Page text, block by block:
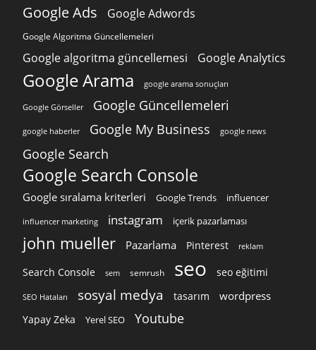
Google Ads Google Adwords
Google Algoritma Güncellemeleri
Google algoritma güncellemesi Google Analytics
Google Arama google arama sonuçları
Google Görseller Google Güncellemeleri
google haberler Google My Business google news
Google Search
Google Search Console
Google sıralama kriterleri Google Trends influencer
influencer marketing instagram içerik pazarlaması
john mueller Pazarlama Pinterest reklam
Search Console sem semrush seo seo eğitimi
SEO Hataları sosyal medya tasarım wordpress
Yapay Zeka Yerel SEO Youtube